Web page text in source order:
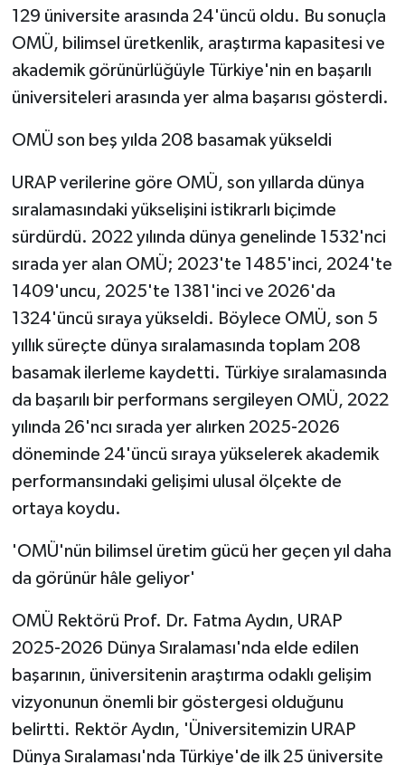
129 üniversite arasında 24'üncü oldu. Bu sonuçla
OMÜ, bilimsel üretkenlik, araştırma kapasitesi ve
akademik görünürlüğüyle Türkiye'nin en başarılı
üniversiteleri arasında yer alma başarısı gösterdi.
OMÜ son beş yılda 208 basamak yükseldi
URAP verilerine göre OMÜ, son yıllarda dünya
sıralamasındaki yükselişini istikrarlı biçimde
sürdürdü. 2022 yılında dünya genelinde 1532'nci
sırada yer alan OMÜ; 2023'te 1485'inci, 2024'te
1409'uncu, 2025'te 1381'inci ve 2026'da
1324'üncü sıraya yükseldi. Böylece OMÜ, son 5
yıllık süreçte dünya sıralamasında toplam 208
basamak ilerleme kaydetti. Türkiye sıralamasında
da başarılı bir performans sergileyen OMÜ, 2022
yılında 26'ncı sırada yer alırken 2025-2026
döneminde 24'üncü sıraya yükselerek akademik
performansındaki gelişimi ulusal ölçekte de
ortaya koydu.
'OMÜ'nün bilimsel üretim gücü her geçen yıl daha
da görünür hâle geliyor'
OMÜ Rektörü Prof. Dr. Fatma Aydın, URAP
2025-2026 Dünya Sıralaması'nda elde edilen
başarının, üniversitenin araştırma odaklı gelişim
vizyonunun önemli bir göstergesi olduğunu
belirtti. Rektör Aydın, 'Üniversitemizin URAP
Dünya Sıralaması'nda Türkiye'de ilk 25 üniversite